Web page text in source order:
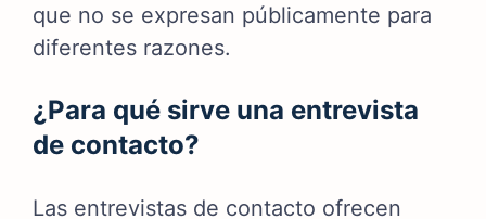
que no se expresan públicamente para
diferentes razones.
¿Para qué sirve una entrevista
de contacto?
Las entrevistas de contacto ofrecen